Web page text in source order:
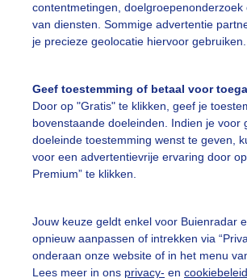
contentmetingen, doelgroepenonderzoek
van diensten. Sommige advertentie
je precieze geolocatie hiervoor gebruiken.
Geef toestemming of betaal voor
Door op "Gratis" te klikken, geef je
bovenstaande doeleinden. Indien je voor
doeleinde toestemming wenst te geven,
voor een advertentievrije ervaring door
Premium” te klikken.
Jouw keuze geldt enkel voor Buienradar
opnieuw aanpassen of intrekken via
onderaan onze website of in het menu
Lees meer in ons privacy- en cookiebeleid
slideshow
vragen
De Bilt